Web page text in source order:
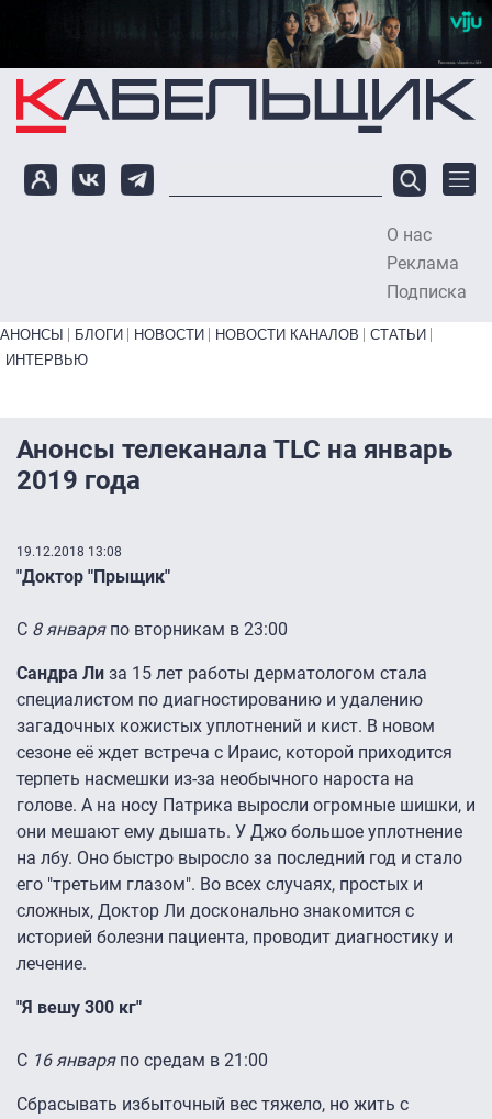
Перейти к основному содержанию
О нас
Реклама
Подписка
Primary links bottom
АНОНСЫ БЛОГИ НОВОСТИ НОВОСТИ КАНАЛОВ
СТАТЬИ
ИНТЕРВЬЮ
Анонсы телеканала TLC на январь
2019 года
19.12.2018 13:08
"Доктор "Прыщик"
С 8 январяпо вторникам в 23:00
Сандра Ли за 15 лет работы дерматологом стала
специалистом по диагностированию и удалению
загадочных кожистых уплотнений и кист. В новом
сезоне её ждет встреча с Ираис, которой приходится
терпеть насмешки из-за необычного нароста на
голове. А на носу Патрика выросли огромные шишки, и
они мешают ему дышать. У Джо большое уплотнение
на лбу. Оно быстро выросло за последний год и стало
его "третьим глазом". Во всех случаях, простых и
сложных, Доктор Ли досконально знакомится с
историей болезни пациента, проводит диагностику и
лечение.
"Я вешу 300 кг"
С 16 январяпо средам в 21:00
Сбрасывать избыточный вес тяжело, но жить с